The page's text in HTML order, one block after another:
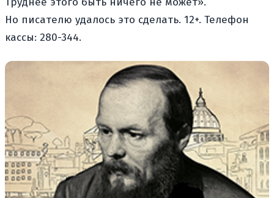
Но писателю удалось это сделать. 12+. Телефон
кассы: 280-344.